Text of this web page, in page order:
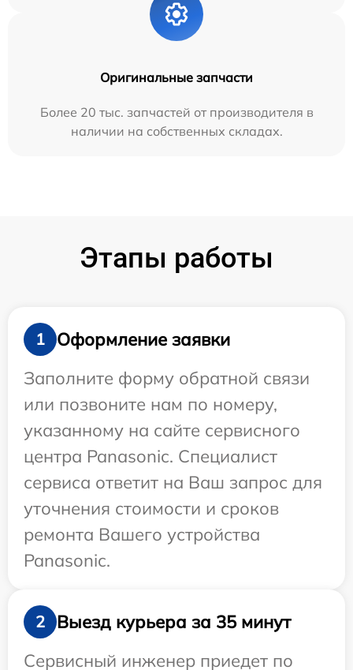
Оригинальные запчасти
Более 20 тыс. запчастей от производителя в
наличии на собственных складах.
Этапы работы
1
Оформление заявки
Заполните форму обратной связи
или позвоните нам по номеру,
указанному на сайте сервисного
центра Panasonic. Специалист
сервиса ответит на Ваш запрос для
уточнения стоимости и сроков
ремонта Вашего устройства
Panasonic.
2
Выезд курьера за 35 минут
Сервисный инженер приедет по